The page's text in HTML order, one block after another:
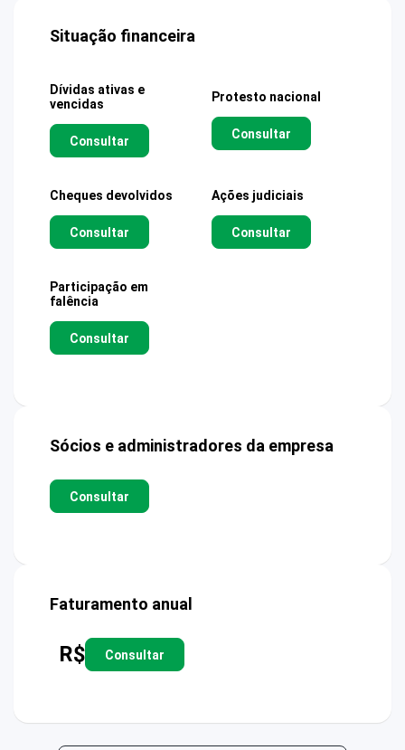
Situação financeira
Dívidas ativas e
vencidas
Consultar
Protesto nacional
Consultar
Cheques devolvidos
Consultar
Ações judiciais
Consultar
Participação em
falência
Consultar
Sócios e administradores da empresa
Consultar
Faturamento anual
R$ Consultar